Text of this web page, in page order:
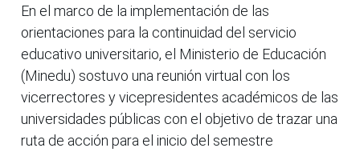
En el marco de la implementación de las
orientaciones para la continuidad del servicio
educativo universitario, el Ministerio de Educación
(Minedu) sostuvo una reunión virtual con los
vicerrectores y vicepresidentes académicos de las
universidades públicas con el objetivo de trazar una
ruta de acción para el inicio del semestre